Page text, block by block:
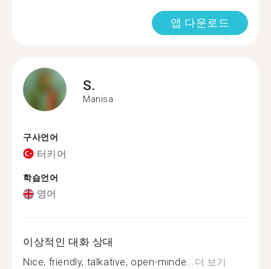
앱 다운로드
S.
Manisa
구사언어
터키어
학습언어
영어
이상적인 대화 상대
Nice, friendly, talkative, open-minde...더 보기